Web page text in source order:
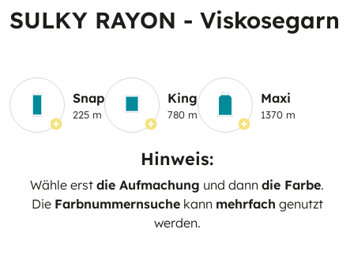
SULKY RAYON - Viskosegarn
Snap
225 m
King
780 m
Maxi
1370 m
Hinweis:
Wähle erst die Aufmachung und dann die Farbe.
Die Farbnummernsuchekann mehrfach genutzt
werden.